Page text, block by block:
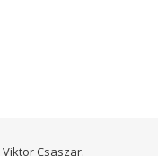
Viktor Csaszar.